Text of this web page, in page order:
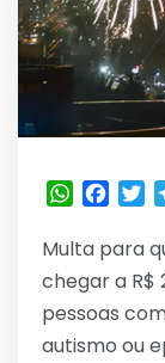
Multa para
chegar a R$
pessoas
autismo ou